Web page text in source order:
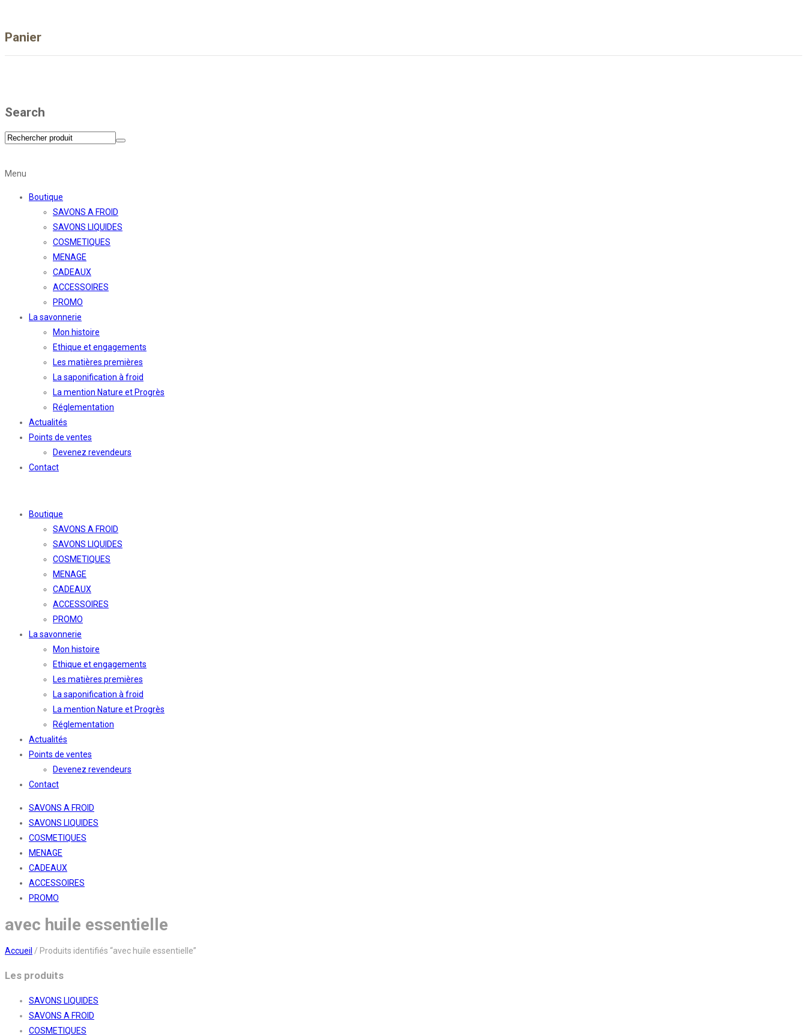
Panier
Search
Menu
Boutique
SAVONS A FROID
SAVONS LIQUIDES
COSMETIQUES
MENAGE
CADEAUX
ACCESSOIRES
PROMO
La savonnerie
Mon histoire
Ethique et engagements
Les matières premières
La saponification à froid
La mention Nature et Progrès
Réglementation
Actualités
Points de ventes
Devenez revendeurs
Contact
Boutique
SAVONS A FROID
SAVONS LIQUIDES
COSMETIQUES
MENAGE
CADEAUX
ACCESSOIRES
PROMO
La savonnerie
Mon histoire
Ethique et engagements
Les matières premières
La saponification à froid
La mention Nature et Progrès
Réglementation
Actualités
Points de ventes
Devenez revendeurs
Contact
SAVONS A FROID
SAVONS LIQUIDES
COSMETIQUES
MENAGE
CADEAUX
ACCESSOIRES
PROMO
avec huile essentielle
Accueil / Produits identifiés “avec huile essentielle”
Les produits
SAVONS LIQUIDES
SAVONS A FROID
COSMETIQUES